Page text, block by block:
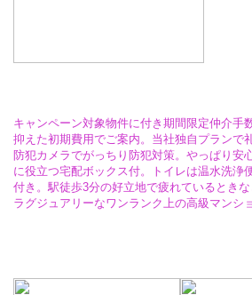
キャンペーン対象物件に付き期間限定仲介手
抑えた初期費用でご案内。当社独自プランで
防犯カメラでがっちり防犯対策。やっぱり安
に役立つ宅配ボックス付。トイレは温水洗浄
付き。駅徒歩3分の好立地で疲れているときな
ラグジュアリーなワンランク上の高級マンショ